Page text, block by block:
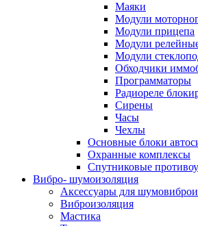
Маяки
Модули
Модули прицепа
Модули
Модули
Обходчики
Программаторы
Радиореле
Сирены
Часы
Чехлы
Основные блоки
Охранные комплексы
Спутниковые
Вибро- шумоизоляция
Аксессуары для
Виброизоляция
Мастика